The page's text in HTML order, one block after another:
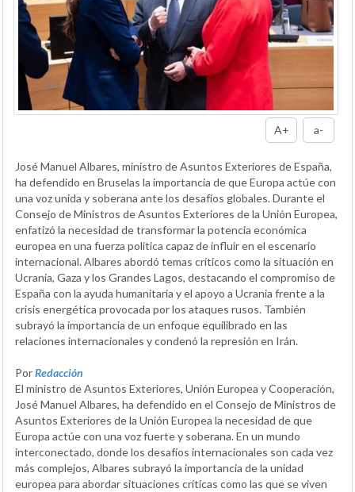
A+ a-
José Manuel Albares, ministro de Asuntos Exteriores de España,
ha defendido en Bruselas la importancia de que Europa actúe con
una voz unida y soberana ante los desafíos globales. Durante el
Consejo de Ministros de Asuntos Exteriores de la Unión Europea,
enfatizó la necesidad de transformar la potencia económica
europea en una fuerza política capaz de influir en el escenario
internacional. Albares abordó temas críticos como la situación en
Ucrania, Gaza y los Grandes Lagos, destacando el compromiso de
España con la ayuda humanitaria y el apoyo a Ucrania frente a la
crisis energética provocada por los ataques rusos. También
subrayó la importancia de un enfoque equilibrado en las
relaciones internacionales y condenó la represión en Irán.
PorRedacción
El ministro de Asuntos Exteriores, Unión Europea y Cooperación,
José Manuel Albares, ha defendido en el Consejo de Ministros de
Asuntos Exteriores de la Unión Europea la necesidad de que
Europa actúe con una voz fuerte y soberana. En un mundo
interconectado, donde los desafíos internacionales son cada vez
más complejos, Albares subrayó la importancia de la unidad
europea para abordar situaciones críticas como las que se viven